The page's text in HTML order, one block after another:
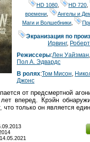
HD 1080 HD 720
времени
Ангелы и
Маги и Волшебники
Экранизация по
Ирвинг,
Режиссеры:Лен Уайзман
Пол А. Эдвардс
В ролях:Том Мисон
Джонс
от предсмертной
вперед. Крэйн
что только он является